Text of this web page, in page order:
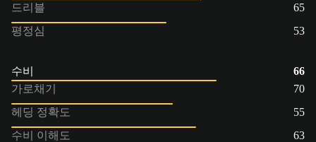
드리블
65
평정심
53
수비
66
가로채기
70
헤딩 정확도
55
수비 이해도
63